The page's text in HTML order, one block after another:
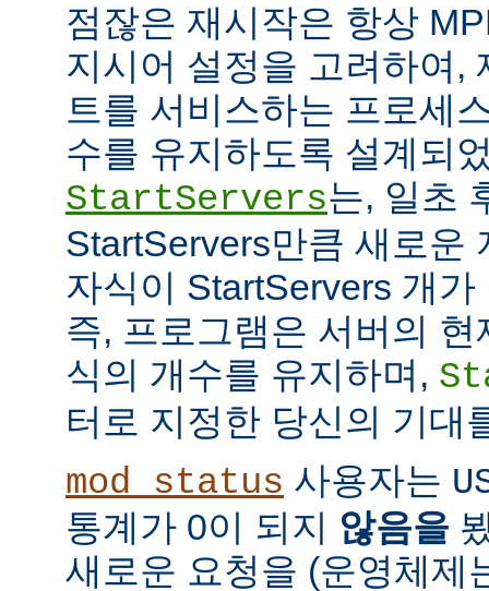
점잖은 재시작은 항상
지시어 설정을 고려하여,
트를 서비스하는 프로세
수를 유지하도록 설계되
StartServers는, 일초
StartServers만큼 새로운
자식이 StartServers 개
즉, 프로그램은 서버의
식의 개수를 유지하며,
터로 지정한 당신의 기대
mod_status 사용자는
통계가 0이 되지 않음을
새로운 요청을 (운영체제